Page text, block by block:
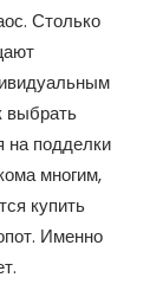
Столько
выбрать
на подделки
многим,
купить
Именно